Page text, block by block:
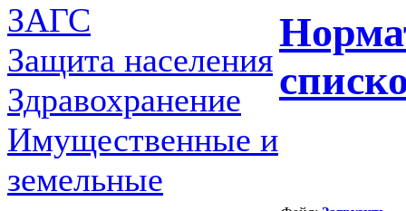
ЗАГС
Защита населения
Здравохранение
Имущественные и
земельные